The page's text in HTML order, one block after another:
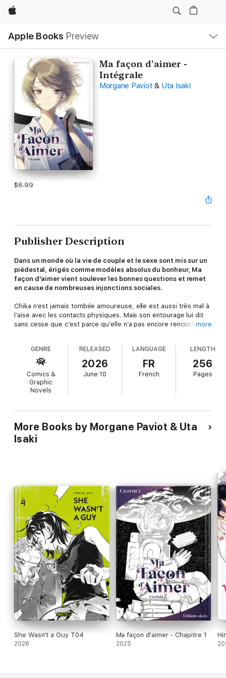
Apple
Apple Books Preview
Nav
Open
Menu
Ma façon d'aimer -
Intégrale
Morgane Paviot & Uta Isaki
$6.99
Publisher Description
Dans un monde où la vie de couple et le sexe sont mis sur un
piédestal, érigés comme modèles absolus du bonheur, Ma
façon d'aimer vient soulever les bonnes questions et remet
en cause de nombreuses injonctions sociales.
Chika n’est jamais tombée amoureuse, elle est aussi très mal à
l’aise avec les contacts physiques. Mais son entourage lui dit
sans cesse que c’est parce qu’elle n’a pas encore rencontré «
sa vie va changer quand elle rentrera à l’université : grâce à
une rencontre salvatrice, elle découvrira qu’elle n’est pas la
seule dans cette situation et apprendra même à mettre des
mots sur ce qu’elle ressent.
more
GENRE
Comics &
Graphic
Novels
RELEASED
2026
June 10
LANGUAGE
FR
French
LENGTH
256
Pages
More Books by Morgane Paviot & Uta
Isaki
She Wasn't a Guy T04
2026
Ma façon d'aimer - Chapitre 1
2025